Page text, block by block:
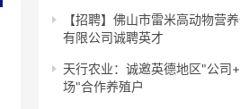
【招聘】佛山市雷米高动物营
有限公司诚聘英才
天行农业：诚邀英德地区"公司
场"合作养殖户